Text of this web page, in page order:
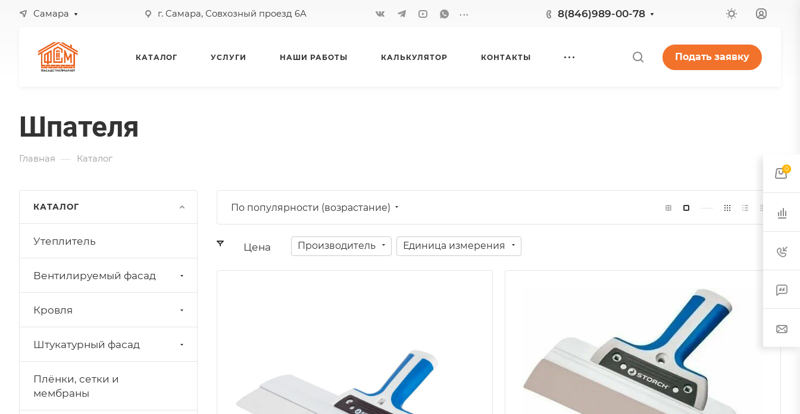
Самара г. Самара, Совхозный проезд 6А ... 8(846)989-00-78
КАТАЛОГ УСЛУГИ НАШИ РАБОТЫ КАЛЬКУЛЯТОР КОНТАКТЫ Подать заявку
Шпателя
Главная — Каталог
По популярности (возрастание)
Цена Производитель Единица измерения
КАТАЛОГ
Утеплитель
Вентилируемый фасад
Кровля
Штукатурный фасад
Плёнки, сетки и
мембраны
0